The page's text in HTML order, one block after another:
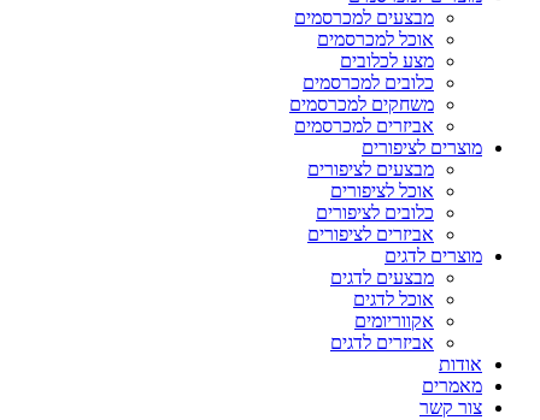
מבצעים למכרסמים
אוכל למכרסמים
מצע לכלובים
כלובים למכרסמים
משחקים למכרסמים
אביזרים למכרסמים
מוצרים לציפורים
מבצעים לציפורים
אוכל לציפורים
כלובים לציפורים
אביזרים לציפורים
מוצרים לדגים
מבצעים לדגים
אוכל לדגים
אקווריומים
אביזרים לדגים
אודות
מאמרים
צור קשר